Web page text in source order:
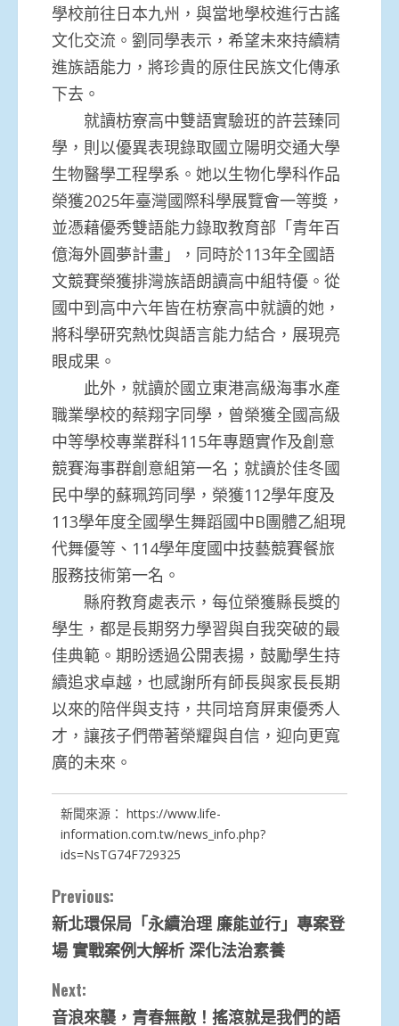
學校前往日本九州，與當地學校進行古謠
文化交流。劉同學表示，希望未來持續精
進族語能力，將珍貴的原住民族文化傳承
下去。
就讀枋寮高中雙語實驗班的許芸臻同
學，則以優異表現錄取國立陽明交通大學
生物醫學工程學系。她以生物化學科作品
榮獲2025年臺灣國際科學展覽會一等獎，
並憑藉優秀雙語能力錄取教育部「青年百
億海外圓夢計畫」，同時於113年全國語
文競賽榮獲排灣族語朗讀高中組特優。從
國中到高中六年皆在枋寮高中就讀的她，
將科學研究熱忱與語言能力結合，展現亮
眼成果。
此外，就讀於國立東港高級海事水產
職業學校的蔡翔字同學，曾榮獲全國高級
中等學校專業群科115年專題實作及創意
競賽海事群創意組第一名；就讀於佳冬國
民中學的蘇珮筠同學，榮獲112學年度及
113學年度全國學生舞蹈國中B團體乙組現
代舞優等、114學年度國中技藝競賽餐旅
服務技術第一名。
縣府教育處表示，每位榮獲縣長獎的
學生，都是長期努力學習與自我突破的最
佳典範。期盼透過公開表揚，鼓勵學生持
續追求卓越，也感謝所有師長與家長長期
以來的陪伴與支持，共同培育屏東優秀人
才，讓孩子們帶著榮耀與自信，迎向更寬
廣的未來。
新聞來源： https://www.life-
information.com.tw/news_info.php?
ids=NsTG74F729325
Continue
Reading
Previous:
新北環保局「永續治理 廉能並行」專案登
場 實戰案例大解析 深化法治素養
Next:
音浪來襲，青春無敵！搖滾就是我們的語